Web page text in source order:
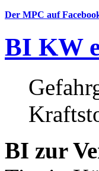
Der MPC auf
BI KW
BI zur